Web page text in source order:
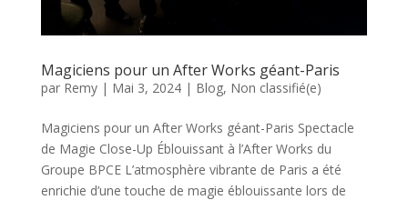
Magiciens pour un After Works géant-Paris
par Remy| Mai 3, 2024| Blog, Non classifié(e)
Magiciens pour un After Works géant-Paris Spectacle
de Magie Close-Up Éblouissant à l’After Works du
Groupe BPCE L’atmosphère vibrante de Paris a été
enrichie d’une touche de magie éblouissante lors de